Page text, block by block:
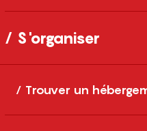
S'organiser
Trouver un